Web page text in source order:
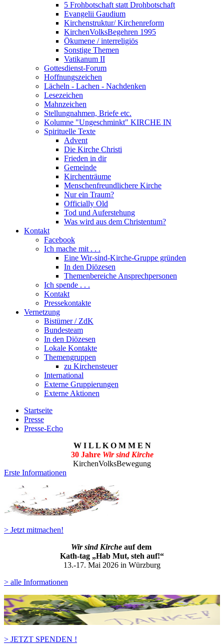
5 Frohbotschaft statt Drohbotschaft
Evangelii Gaudium
Kirchenstruktur/ Kirchenreform
KirchenVolksBegehren 1995
Ökumene / interreligiös
Sonstige Themen
Vatikanum II
Gottesdienst-Forum
Hoffnungszeichen
Lächeln - Lachen - Nachdenken
Lesezeichen
Mahnzeichen
Stellungnahmen, Briefe etc.
Kolumne "Ungeschminkt" KIRCHE IN
Spirituelle Texte
Advent
Die Kirche Christi
Frieden in dir
Gemeinde
Kirchenträume
Menschenfreundlichere Kirche
Nur ein Traum?
Officially Old
Tod und Auferstehung
Was wird aus dem Christentum?
Kontakt
Facebook
Ich mache mit . . .
Eine Wir-sind-Kirche-Gruppe gründen
In den Diözesen
Themenbereiche Ansprechpersonen
Ich spende . . .
Kontakt
Pressekontakte
Vernetzung
Bistümer / ZdK
Bundesteam
In den Diözesen
Lokale Kontakte
Themengruppen
zu Kirchensteuer
International
Externe Gruppierungen
Externe Aktionen
Startseite
Presse
Presse-Echo
W I L L K O M M E N
30 Jahre Wir sind Kirche
KirchenVolksBewegung
Erste Informationen
> Jetzt mitmachen!
Wir sind Kirche auf dem
Kath-tag „Hab Mut, steh auf!“
13.-17. Mai 2026 in Würzburg
> alle Informationen
> JETZT SPENDEN !